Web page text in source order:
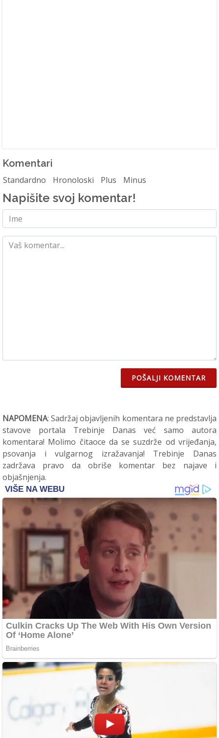
Komentari
Standardno Hronoloski Plus Minus
Napišite svoj komentar!
POŠALJI KOMENTAR
NAPOMENA: Sadržaj objavljenih komentara ne predstavlja
stavove portala Trebinje Danas već samo autora
komentara! Molimo čitaoce da se suzdrže od vrijeđanja,
psovanja i vulgarnog izražavanja! Trebinje Danas
zadržava pravo da obriše komentar bez najave i
objašnjenja.